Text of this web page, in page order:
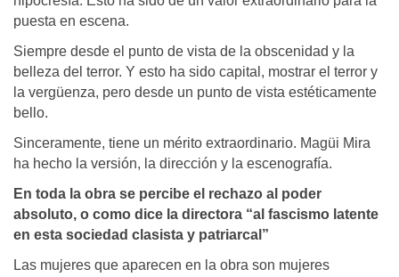
puesta en escena.
Siempre desde el punto de vista de la obscenidad y la
belleza del terror. Y esto ha sido capital, mostrar el terror y
la vergüenza, pero desde un punto de vista estéticamente
bello.
Sinceramente, tiene un mérito extraordinario. Magüi Mira
ha hecho la versión, la dirección y la escenografía.
En toda la obra se percibe el rechazo al poder
absoluto, o como dice la directora “al fascismo latente
en esta sociedad clasista y patriarcal”
Las mujeres que aparecen en la obra son mujeres